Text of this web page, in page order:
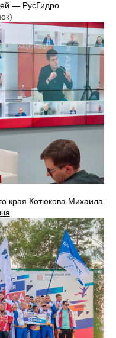
— РусГидро
края Котюкова Михаила